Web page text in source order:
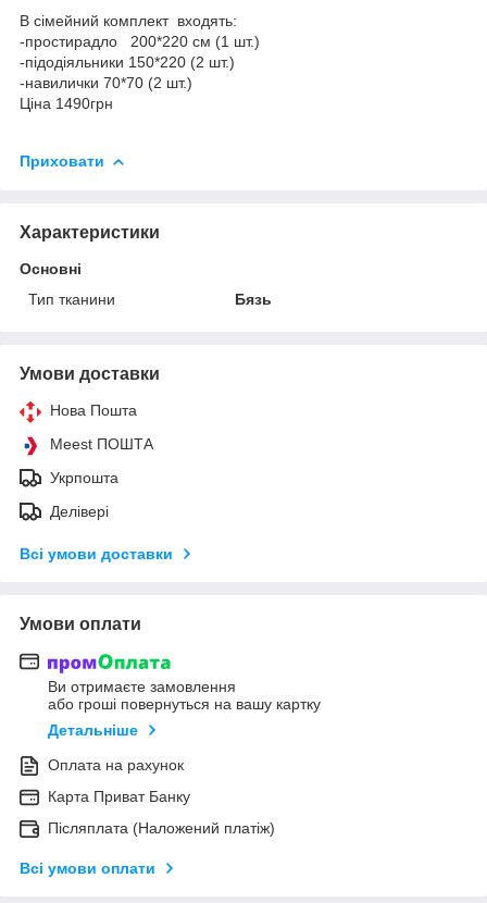
В сімейний комплект входять:
-простирадло 200*220 см (1 шт.)
-підодіяльники 150*220 (2 шт.)
-навилички 70*70 (2 шт.)
Ціна 1490грн
Приховати
Характеристики
Основні
Тип тканини
Бязь
Умови доставки
Нова Пошта
Meest ПОШТА
Укрпошта
Делівері
Всі умови доставки
Умови оплати
Ви отримаєте замовлення
або гроші повернуться на вашу картку
Детальніше
Оплата на рахунок
Карта Приват Банку
Післяплата (Наложений платіж)
Всі умови оплати